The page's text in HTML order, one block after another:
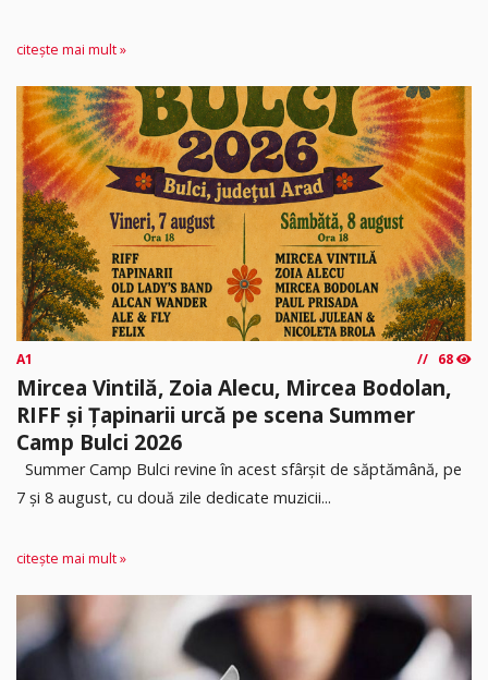
citește mai mult »
A1 68
Mircea Vintilă, Zoia Alecu, Mircea Bodolan,
RIFF și Țapinarii urcă pe scena Summer
Camp Bulci 2026
Summer Camp Bulci revine în acest sfârșit de săptămână, pe
7 și 8 august, cu două zile dedicate muzicii...
citește mai mult »